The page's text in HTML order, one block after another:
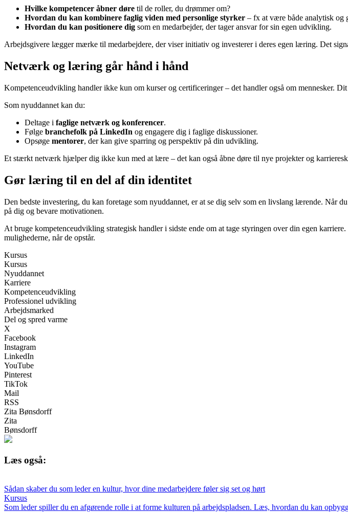
Hvilke kompetencer åbner døre til de roller, du drømmer om?
Hvordan du kan kombinere faglig viden med personlige styrker – fx at være både analytisk og
Hvordan du kan positionere dig som en medarbejder, der tager ansvar for sin egen udvikling.
Arbejdsgivere lægger mærke til medarbejdere, der viser initiativ og investerer i deres egen læring. Det
Netværk og læring går hånd i hånd
Kompetenceudvikling handler ikke kun om kurser og certificeringer – det handler også om mennesker.
Som nyuddannet kan du:
Deltage i faglige netværk og konferencer.
Følge branchefolk på LinkedIn og engagere dig i faglige diskussioner.
Opsøge mentorer, der kan give sparring og perspektiv på din udvikling.
Et stærkt netværk hjælper dig ikke kun med at lære – det kan også åbne døre til nye projekter og
Gør læring til en del af din identitet
Den bedste investering, du kan foretage som nyuddannet, er at se dig selv som en livslang lærende.
på dig og bevare motivationen.
At bruge kompetenceudvikling strategisk handler i sidste ende om at tage styringen over din egen
mulighederne, når de opstår.
Kursus
Kursus
Nyuddannet
Karriere
Kompetenceudvikling
Professionel udvikling
Arbejdsmarked
Del og spred varme
X
Facebook
Instagram
LinkedIn
YouTube
Pinterest
TikTok
Mail
RSS
Zita Bønsdorff
Zita
Bønsdorff
Læs også:
Sådan skaber du som leder en kultur, hvor dine medarbejdere føler sig set og hørt
Kursus
Som leder spiller du en afgørende rolle i at forme kulturen på arbejdspladsen. Læs, hvordan du kan